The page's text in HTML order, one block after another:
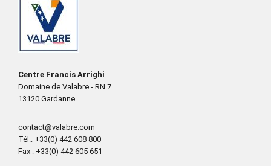
Centre Francis Arrighi
Domaine de Valabre - RN 7
13120 Gardanne
contact@valabre.com
Tél.: +33(0) 442 608 800
Fax : +33(0) 442 605 651